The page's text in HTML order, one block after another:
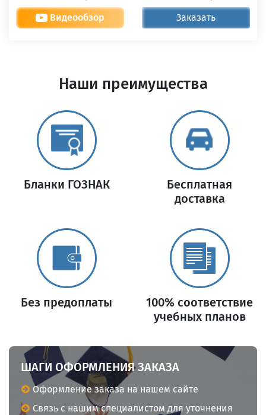
Видеообзор Заказать
Наши преимущества
Бланки ГОЗНАК
Бесплатная
доставка
Без предоплаты
100% соответствие
учебных планов
ШАГИ ОФОРМЛЕНИЯ ЗАКАЗА
Оформление заказа на нашем сайте
Связь с нашим специалистом для уточнения